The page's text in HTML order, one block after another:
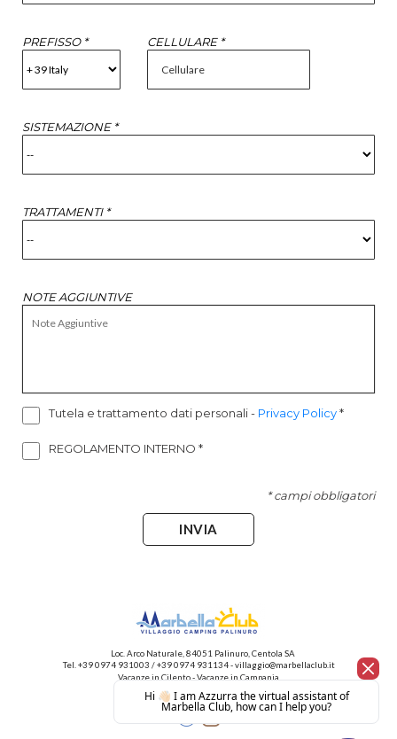
PREFISSO * CELLULARE *
SISTEMAZIONE *
TRATTAMENTI *
NOTE AGGIUNTIVE
Tutela e trattamento dati personali- Privacy Policy*
REGOLAMENTO INTERNO *
* campi obbligatori
INVIA
Loc. Arco Naturale, 84051 Palinuro, Centola SA
Tel. +39 0974 931003 /+39 0974 931134-villaggio@marbellaclub.it
Vacanze in Cilento-Vacanze in Campania